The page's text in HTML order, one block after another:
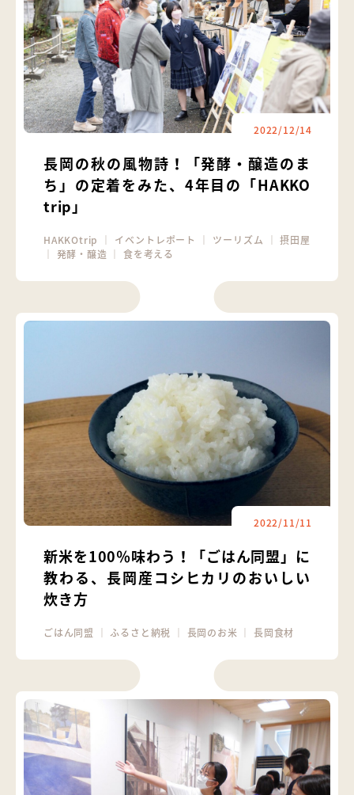
2022/12/14
長岡の秋の風物詩！「発酵・醸造のま
ち」の定着をみた、4年目の「HAKKO
trip」
HAKKOtrip ｜ イベントレポート ｜ ツーリズム ｜摂田屋
｜ 発酵・醸造 ｜食を考える
2022/11/11
新米を100％味わう！「ごはん同盟」に
教わる、長岡産コシヒカリのおいしい
炊き方
ごはん同盟 ｜ふるさと納税 ｜ 長岡のお米 ｜長岡食材